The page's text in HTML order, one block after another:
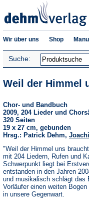
Wir über uns Shop
Suche:
Weil der Himmel
Chor- und Bandbuch
2009, 204 Lieder und
320 Seiten
19 x 27 cm, gebunden
Hrsg.: Patrick Dehm,
"Weil der Himmel uns
mit 204 Liedern, Rufen und
Schwerpunkt liegt bei
entstanden in den Jahren
und musikalisch schlägt das
Vorläufer einen weiten
in unsere Gegenwart.